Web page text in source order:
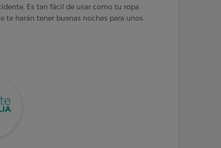
Es tan fácil de usar como tu ropa
te harán tener buenas noches para unos